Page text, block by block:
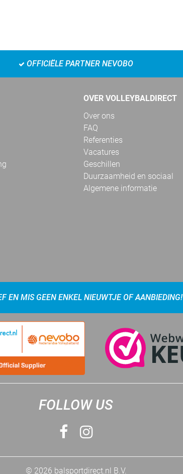
OFFICIËLE PARTNER NEVOBO
OVER VOLLEYBALDIRECT
Over ons
FAQ
Referenties
Vacatures
Geschillen
Duurzaamheid en sociaal
Algemene informatie
EN MIS GEEN ENKEL NIEUWTJE OF AANBIEDING!
FOLLOW US
© 2026 balsportdirect.nl B.V.